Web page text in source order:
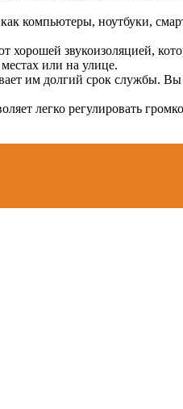
компьютеры, ноутбуки,
звукоизоляцией,
или на улице.
им долгий срок службы.
легко регулировать